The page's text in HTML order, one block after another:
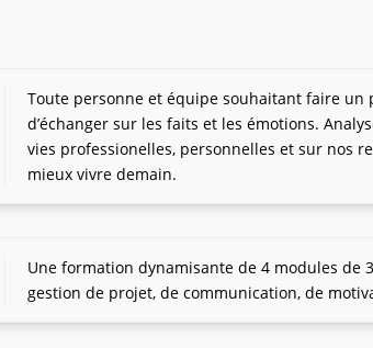
Toute personne et équipe souhaitant faire
d’échanger sur les faits et les émotions.
vies professionelles, personnelles et sur nos
mieux vivre demain.
Une formation dynamisante de 4 modules de
gestion de projet, de communication, de